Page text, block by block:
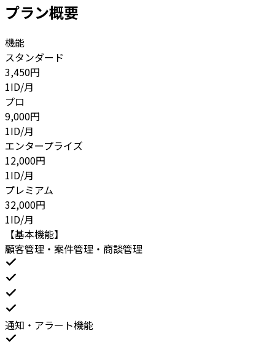
プラン概要
機能
スタンダード
3,450円
1ID/月
プロ
9,000円
1ID/月
エンタープライズ
12,000円
1ID/月
プレミアム
32,000円
1ID/月
【基本機能】
顧客管理・案件管理・商談管理
通知・アラート機能